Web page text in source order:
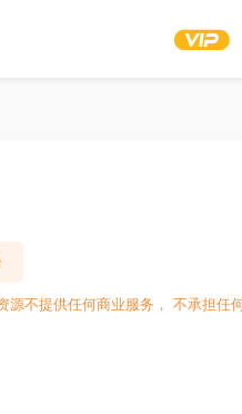
不提供任何商业服务， 不承担任